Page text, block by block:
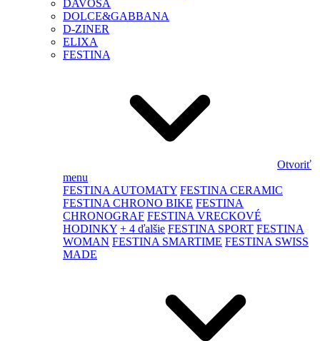
DAVOSA
DOLCE&GABBANA
D-ZINER
ELIXA
FESTINA
Otvoriť
menu
FESTINA AUTOMATY FESTINA CERAMIC
FESTINA CHRONO BIKE FESTINA
CHRONOGRAF FESTINA VRECKOVÉ
HODINKY + 4 ďalšie FESTINA SPORT FESTINA
WOMAN FESTINA SMARTIME FESTINA SWISS
MADE